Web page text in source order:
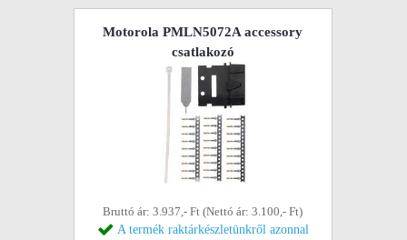
Motorola PMLN5072A accessory
csatlakozó
Bruttó ár: 3.937,- Ft (Nettó ár: 3.100,- Ft)
A termék raktárkészletünkről azonnal